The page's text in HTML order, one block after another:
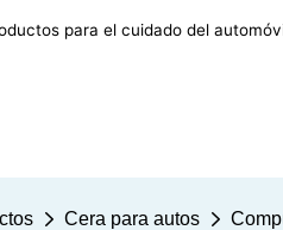
para el cuidado del
Cera para autos